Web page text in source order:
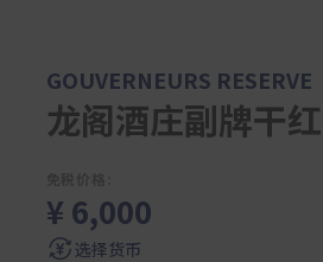
GOUVERNEURS RESERVE
龙阁酒庄副牌干
¥ 6,000
选择货币